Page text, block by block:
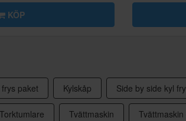
KÖP
frys paket Kylskåp Side by side kyl
Torktumlare Tvättmaskin